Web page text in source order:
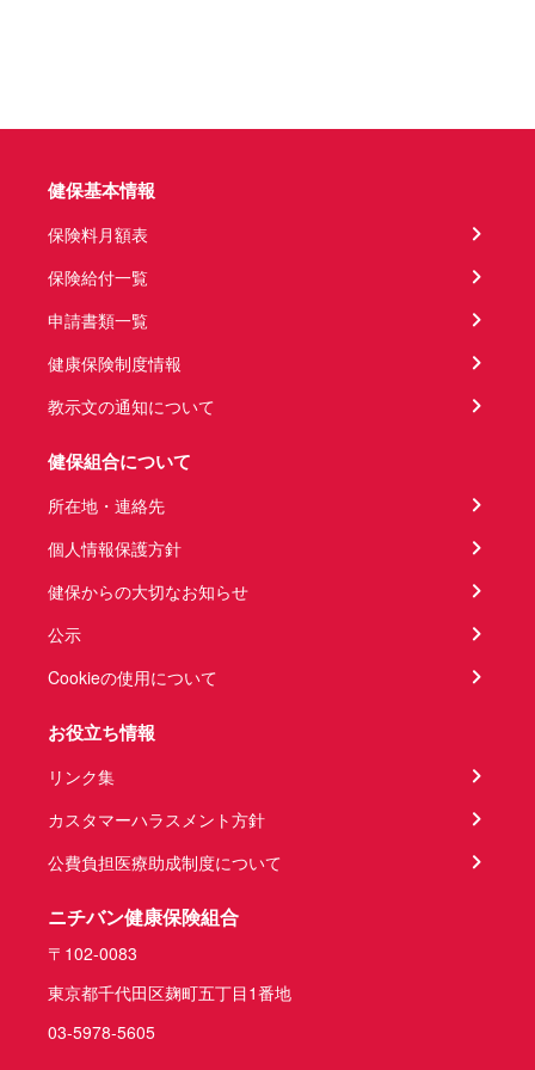
健保基本情報
保険料月額表
保険給付一覧
申請書類一覧
健康保険制度情報
教示文の通知について
健保組合について
所在地・連絡先
個人情報保護方針
健保からの大切なお知らせ
公示
Cookieの使用について
お役立ち情報
リンク集
カスタマーハラスメント方針
公費負担医療助成制度について
ニチバン健康保険組合
〒102-0083
東京都千代田区麹町五丁目1番地
03-5978-5605